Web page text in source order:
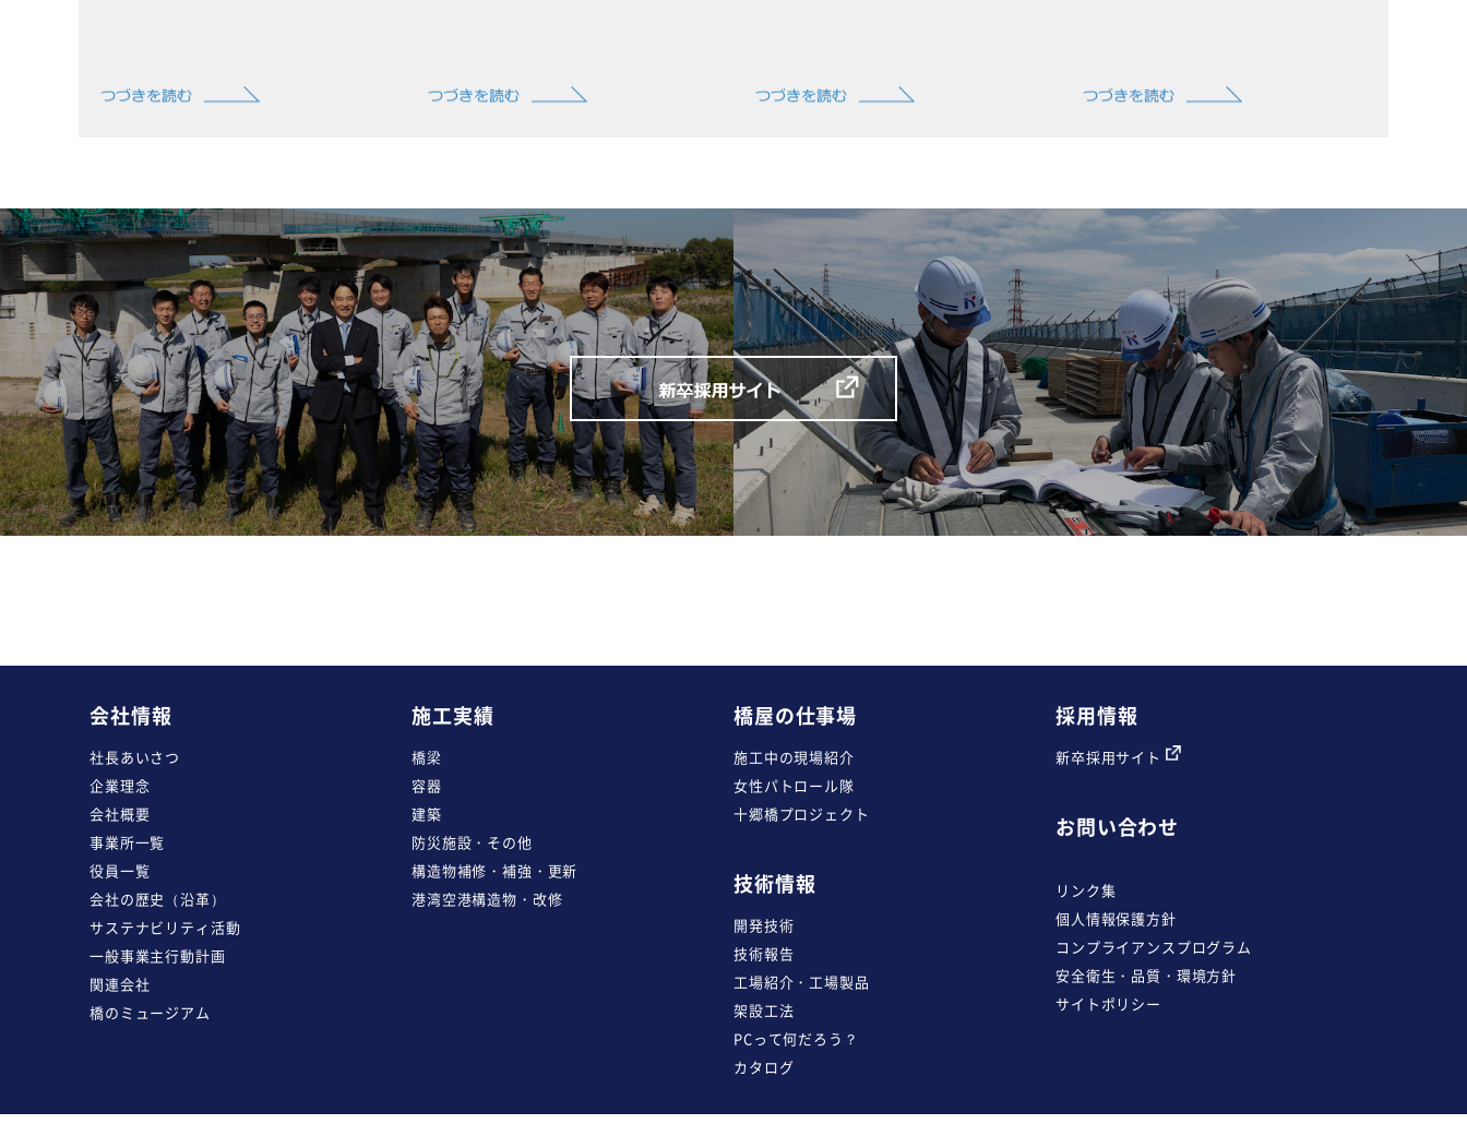
会社情報
社長あいさつ
企業理念
会社概要
事業所一覧
役員一覧
会社の歴史（沿革）
サステナビリティ活動
一般事業主行動計画
関連会社
橋のミュージアム
施工実績
橋梁
容器
建築
防災施設・その他
構造物補修・補強・更新
港湾空港構造物・改修
橋屋の仕事場
施工中の現場紹介
女性パトロール隊
十郷橋プロジェクト
技術情報
開発技術
技術報告
工場紹介・工場製品
架設工法
PCって何だろう？
カタログ
採用情報
新卒採用サイト
お問い合わせ
リンク集
個人情報保護方針
コンプライアンスプログラム
安全衛生・品質・環境方針
サイトポリシー